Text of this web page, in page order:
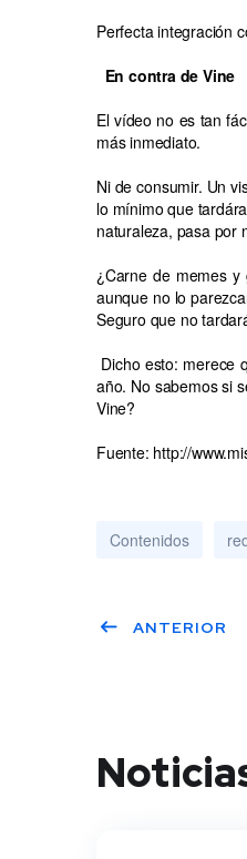
Perfecta integración
En contra de Vine
El vídeo no es tan
más inmediato.
Ni de consumir. Un
lo mínimo que
naturaleza, pasa por
¿Carne de memes
aunque no lo
Seguro que no
Dicho esto: merece
año. No sabemos si
Vine?
Fuente: http://
Contenidos
ANTERIOR